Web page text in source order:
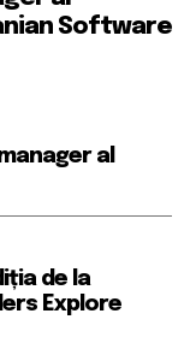
Software
al
de la
Explore